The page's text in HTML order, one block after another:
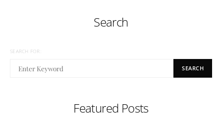
Search
SEARCH FOR:
SEARCH
Featured Posts